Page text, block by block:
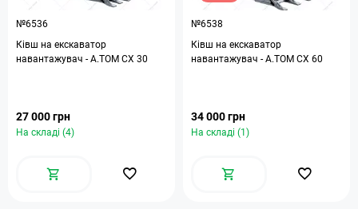
№6536
Ківш на екскаватор
навантажувач - A.TOM CX 30
27 000 грн
На складі (4)
№6538
Ківш на екскаватор
навантажувач - A.TOM CX 60
34 000 грн
На складі (1)